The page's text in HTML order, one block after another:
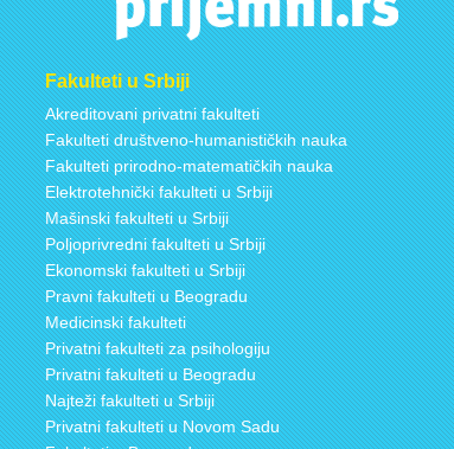
Fakulteti u Srbiji
Akreditovani privatni fakulteti
Fakulteti društveno-humanističkih nauka
Fakulteti prirodno-matematičkih nauka
Elektrotehnički fakulteti u Srbiji
Mašinski fakulteti u Srbiji
Poljoprivredni fakulteti u Srbiji
Ekonomski fakulteti u Srbiji
Pravni fakulteti u Beogradu
Medicinski fakulteti
Privatni fakulteti za psihologiju
Privatni fakulteti u Beogradu
Najteži fakulteti u Srbiji
Privatni fakulteti u Novom Sadu